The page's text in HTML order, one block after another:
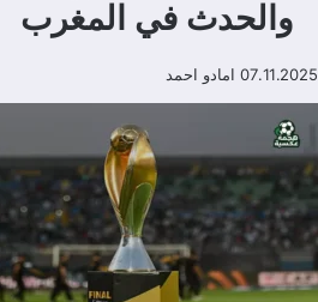
والحدث في المغرب
07.11.2025 امادو احمد